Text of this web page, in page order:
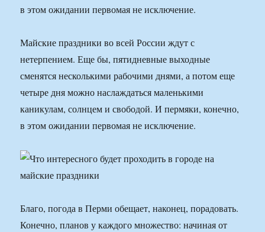
в этом ожидании первомая не исключение.
Майские праздники во всей России ждут с
нетерпением. Еще бы, пятидневные выходные
сменятся несколькими рабочими днями, а потом еще
четыре дня можно наслаждаться маленькими
каникулам, солнцем и свободой. И пермяки, конечно,
в этом ожидании первомая не исключение.
Благо, погода в Перми обещает, наконец, порадовать.
Конечно, планов у каждого множество: начиная от